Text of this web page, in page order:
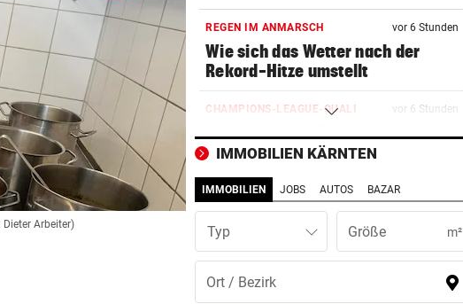
Dieter Arbeiter)
REGEN IM ANMARSCH vor 6 Stunden
Wie sich das Wetter nach der
Rekord-Hitze umstellt
CHAMPIONS-LEAGUE-QUALI vor 6 Stunden
Sturm Graz bei Fenerbahce
Istanbul ohne Chance
MIT BOJE GEFUNDEN vor 6 Stunden
Pensionistin starb beim
Schwimmen im Wallersee
vor 6 Stunden
IMMOBILIEN KÄRNTEN
IMMOBILIEN JOBS AUTOS BAZAR
Typ m²